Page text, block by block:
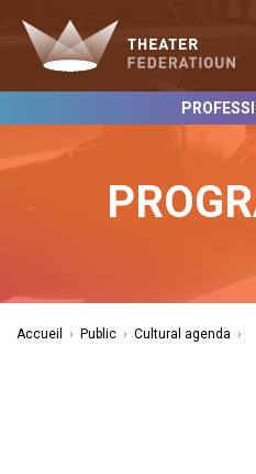
Accueil › Public › Cultural agenda ›